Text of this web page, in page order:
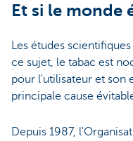
Et si le monde
Les études
ce sujet, le tabac est
pour l'utilisateur et son
principale cause
Depuis 1987,